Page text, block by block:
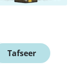
Tafseer